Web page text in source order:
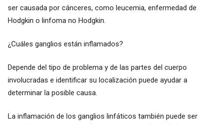
ser causada por cánceres, como leucemia, enfermedad de
Hodgkin o linfoma no Hodgkin.
¿Cuáles ganglios están inflamados?
Depende del tipo de problema y de las partes del cuerpo
involucradas e identificar su localización puede ayudar a
determinar la posible causa.
La inflamación de los ganglios linfáticos también puede ser